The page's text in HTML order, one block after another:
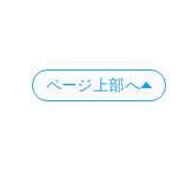
ページ上部へ